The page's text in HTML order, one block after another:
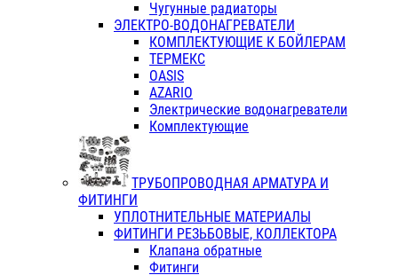
Чугунные радиаторы
ЭЛЕКТРО-ВОДОНАГРЕВАТЕЛИ
КОМПЛЕКТУЮЩИЕ К БОЙЛЕРАМ
ТЕРМЕКС
OASIS
AZARIO
Электрические водонагреватели
Комплектующие
ТРУБОПРОВОДНАЯ АРМАТУРА И
ФИТИНГИ
УПЛОТНИТЕЛЬНЫЕ МАТЕРИАЛЫ
ФИТИНГИ РЕЗЬБОВЫЕ, КОЛЛЕКТОРА
Клапана обратные
Фитинги